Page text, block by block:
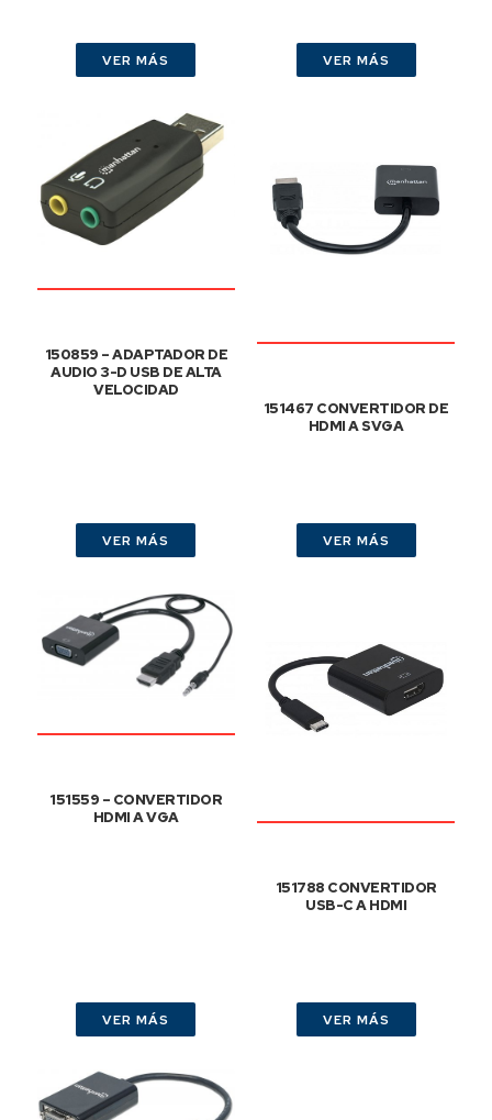
VER MÁS VER MÁS
150859 – ADAPTADOR DE
AUDIO 3-D USB DE ALTA
VELOCIDAD
VER MÁS
151467 CONVERTIDOR DE
HDMI A SVGA
VER MÁS
151559 – CONVERTIDOR
HDMI A VGA
VER MÁS
151788 CONVERTIDOR
USB-C A HDMI
VER MÁS